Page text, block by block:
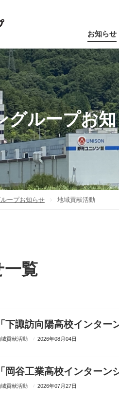
お知らせ
グループお
ープお知らせ 地域貢献活動
一覧
「下諏訪向陽高校インター
域貢献活動 2026年08月04日
「岡谷工業高校インターン
域貢献活動 2026年07月27日